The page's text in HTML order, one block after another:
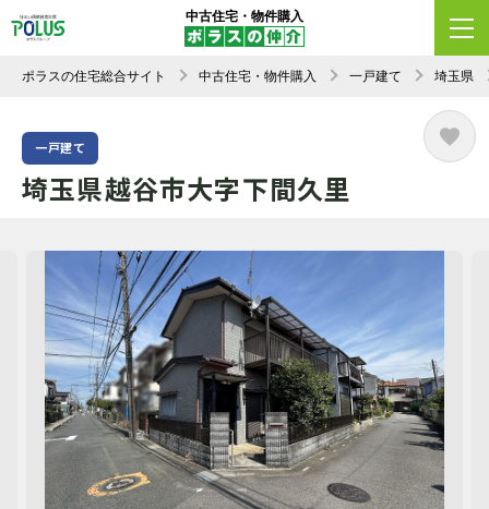
中古住宅・物件購入
ポラスの住宅総合サイト 中古住宅・物件購入 一戸建て 埼玉県
一戸建て
埼玉県越谷市大字下間久里